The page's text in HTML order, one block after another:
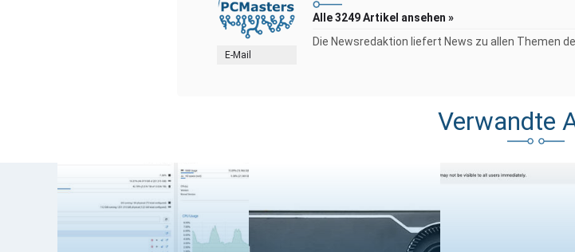
E-Mail
Alle 3249 Artikel ansehen »
Die Newsredaktion liefert News zu allen Themen der
Verwandte